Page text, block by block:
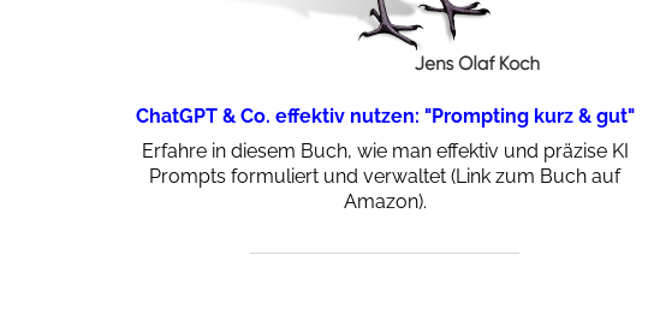
ChatGPT & Co. effektiv nutzen: "Prompting kurz & gut"
Erfahre in diesem Buch, wie man effektiv und präzise KI
Prompts formuliert und verwaltet (Link zum Buch auf
Amazon).